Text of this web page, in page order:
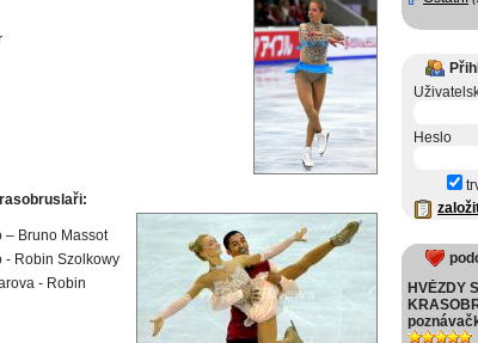
– Bruno Massot
- Robin Szolkowy
- Robin
Heslo
HVĚZDY